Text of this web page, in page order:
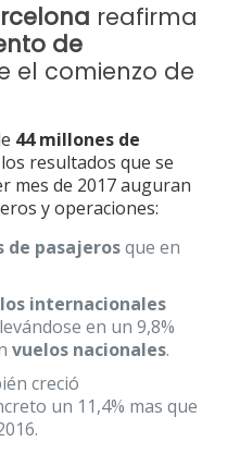
reafirma
de
el comienzo de
44 millones de
resultados que se
mes de 2017 auguran
y operaciones:
de pasajerosque en
internacionales
en un 9,8%
vuelos nacionales.
creció
un 11,4% mas que